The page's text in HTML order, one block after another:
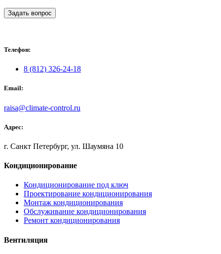
Задать вопрос
Телефон:
8 (812) 326-24-18
Email:
raisa@climate-control.ru
Адрес:
г. Санкт Петербург, ул. Шаумяна 10
Кондиционирование
Кондиционирование под ключ
Проектирование кондиционирования
Монтаж кондиционирования
Обслуживание кондиционирования
Ремонт кондиционирования
Вентиляция